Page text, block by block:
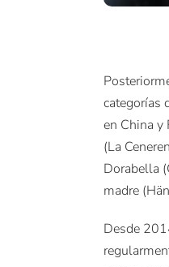
categorías
en China y
(La
Dorabella
madre
Desde